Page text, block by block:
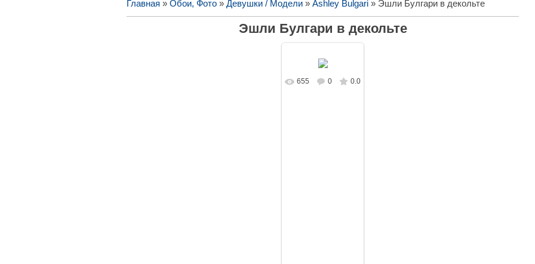
Главная » Обои, Фото » Девушки / Модели » Ashley Bulgari » Эшли Булгари в декольте
Эшли Булгари в декольте
В реальном
655 0 0.0